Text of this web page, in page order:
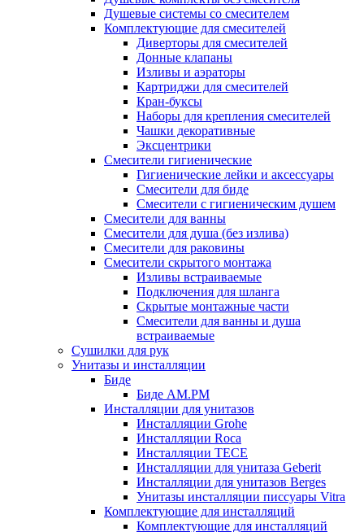
Душевые системы со смесителем
Комплектующие для смесителей
Диверторы для смесителей
Донные клапаны
Изливы и аэраторы
Картриджи для смесителей
Кран-буксы
Наборы для крепления смесителей
Чашки декоративные
Эксцентрики
Смесители гигиенические
Гигиенические лейки и аксессуары
Смесители для биде
Смесители с гигиеническим душем
Смесители для ванны
Смесители для душа (без излива)
Смесители для раковины
Смесители скрытого монтажа
Изливы встраиваемые
Подключения для шланга
Скрытые монтажные части
Смесители для ванны и душа
встраиваемые
Сушилки для рук
Унитазы и инсталляции
Биде
Биде AM.PM
Инсталляции для унитазов
Инсталляции Grohe
Инсталляции Roca
Инсталляции TECE
Инсталляции для унитаза Geberit
Инсталляции для унитазов Berges
Унитазы инсталляции писсуары Vitra
Комплектующие для инсталляций
Комплектующие для инсталляций